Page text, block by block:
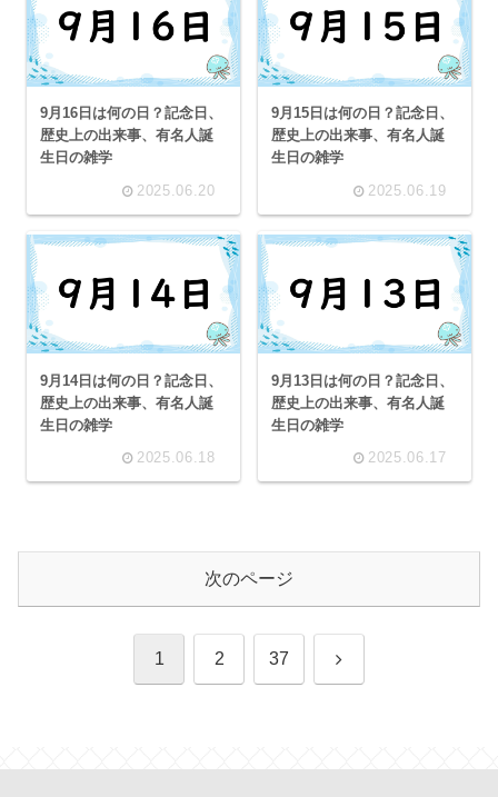
9月16日は何の日？記念日、
歴史上の出来事、有名人誕
生日の雑学
2025.06.20
9月15日は何の日？記念日、
歴史上の出来事、有名人誕
生日の雑学
2025.06.19
9月14日は何の日？記念日、
歴史上の出来事、有名人誕
生日の雑学
2025.06.18
9月13日は何の日？記念日、
歴史上の出来事、有名人誕
生日の雑学
2025.06.17
次のページ
1 2 37 次